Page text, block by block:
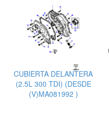
CUBIERTA DELANTERA
(2.5L 300 TDI) (DESDE
(V)MA081992 )